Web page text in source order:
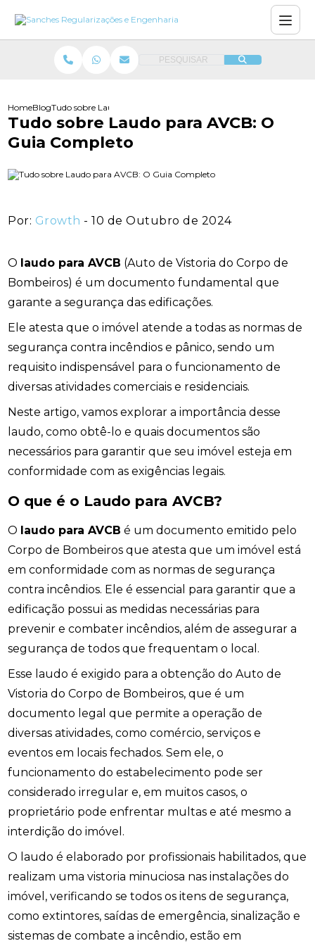
PESQUISAR
HomeBlogTudo sobre Laudo para AVCB: O Guia Completo
Tudo sobre Laudo para AVCB: O
Guia Completo
Por: Growth - 10 de Outubro de 2024
O laudo para AVCB (Auto de Vistoria do Corpo de
Bombeiros) é um documento fundamental que
garante a segurança das edificações.
Ele atesta que o imóvel atende a todas as normas de
segurança contra incêndios e pânico, sendo um
requisito indispensável para o funcionamento de
diversas atividades comerciais e residenciais.
Neste artigo, vamos explorar a importância desse
laudo, como obtê-lo e quais documentos são
necessários para garantir que seu imóvel esteja em
conformidade com as exigências legais.
O que é o Laudo para AVCB?
O laudo para AVCB é um documento emitido pelo
Corpo de Bombeiros que atesta que um imóvel está
em conformidade com as normas de segurança
contra incêndios. Ele é essencial para garantir que a
edificação possui as medidas necessárias para
prevenir e combater incêndios, além de assegurar a
segurança de todos que frequentam o local.
Esse laudo é exigido para a obtenção do Auto de
Vistoria do Corpo de Bombeiros, que é um
documento legal que permite a operação de
diversas atividades, como comércio, serviços e
eventos em locais fechados. Sem ele, o
funcionamento do estabelecimento pode ser
considerado irregular e, em muitos casos, o
proprietário pode enfrentar multas e até mesmo a
interdição do imóvel.
O laudo é elaborado por profissionais habilitados, que
realizam uma vistoria minuciosa nas instalações do
imóvel, verificando se todos os itens de segurança,
como extintores, saídas de emergência, sinalização e
sistemas de combate a incêndio, estão em